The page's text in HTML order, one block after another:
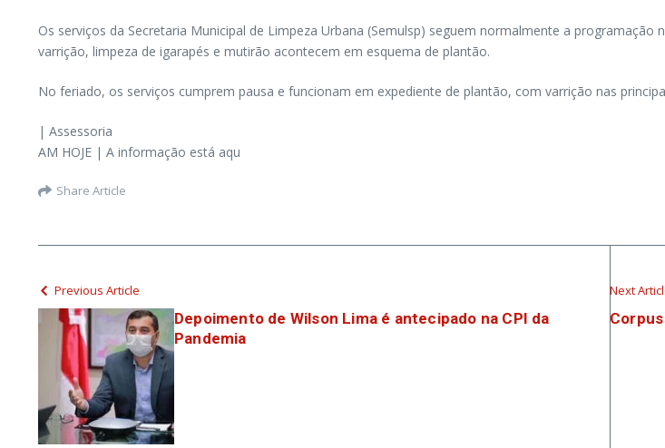
Os serviços da Secretaria Municipal de Limpeza Urbana (Semulsp) seguem normalmente a
varrição, limpeza de igarapés e mutirão acontecem em esquema de plantão.
No feriado, os serviços cumprem pausa e funcionam em expediente de plantão, com varrição nas
| Assessoria
AM HOJE | A informação está aqu
Share Article
Previous Article
Depoimento de Wilson Lima é antecipado na CPI da
Pandemia
Next